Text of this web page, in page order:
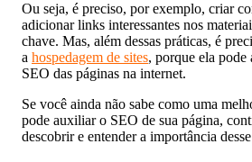
Ou seja, é preciso, por exemplo, criar
adicionar links interessantes nos
chave. Mas, além dessas práticas, é
a hospedagem de sites, porque ela
SEO das páginas na internet.
Se você ainda não sabe como uma
pode auxiliar o SEO de sua página,
descobrir e entender a importância